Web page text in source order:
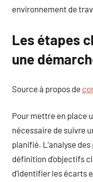
environnement de
Les étapes
une
Source à propos de
Pour mettre en place
nécessaire de suivre
planifié. L’analyse
définition d’objectifs
d’identifier les écarts